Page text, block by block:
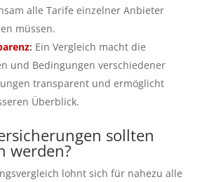
alle Tarife einzelner Anbieter
müssen.
: Ein Vergleich macht die
und Bedingungen verschiedener
transparent und ermöglicht
Überblick.
sollten
werden?
lohnt sich für nahezu alle